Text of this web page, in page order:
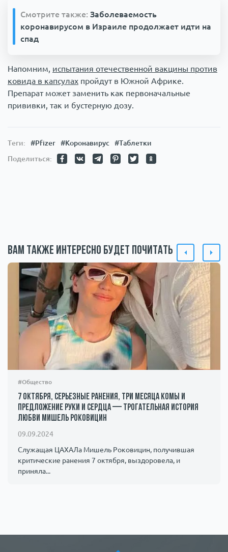
Смотрите также: Заболеваемость
коронавирусом в Израиле продолжает идти на
спад
Напомним, испытания отечественной вакцины против
ковида в капсулах пройдут в Южной Африке.
Препарат может заменить как первоначальные
прививки, так и бустерную дозу.
Теги: #Pfizer #Коронавирус
#Таблетки
Поделиться:
Вам также интересно будет почитать
#Общество
7 октября, серьезные ранения, три месяца комы и
предложение руки и сердца — трогательная история
любви Мишель Роковицин
09.09.2024
Служащая ЦАХАЛа Мишель Роковицин, получившая
критические ранения 7 октября, выздоровела, и
приняла...